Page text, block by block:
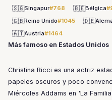
🇸🇬Singapur#768 🇧🇪Bélgica
🇬🇧Reino Unido#1045 🇩🇪
🇦🇹Austria#1464
Más famoso en Estados Unidos
Christina Ricci es una actriz
papeles oscuros y poco
Miércoles Addams en 'La